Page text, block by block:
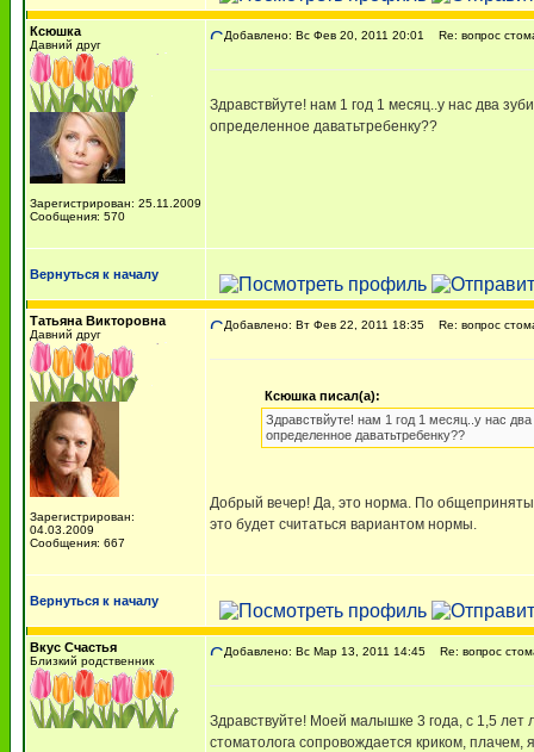
Ксюшка
Давний друг
Зарегистрирован: 25.11.2009
Сообщения: 570
Добавлено: Вс Фев 20, 2011 20:01 Re: вопрос
Здравствйуте! нам 1 год 1 месяц..у нас два
определенное даватьтребенку??
Вернуться к началу
Татьяна Викторовна
Давний друг
Зарегистрирован:
04.03.2009
Сообщения: 667
Добавлено: Вт Фев 22, 2011 18:35 Re: вопрос
Ксюшка писал(а):
Здравствйуте! нам 1 год 1 месяц..у нас
определенное даватьтребенку??
Добрый вечер! Да, это норма. По
это будет считаться вариантом нормы.
Вернуться к началу
Вкус Счастья
Близкий родственник
Добавлено: Вс Мар 13, 2011 14:45 Re: вопрос
Здравствуйте! Моей малышке 3 года, с 1,5
стоматолога сопровождается криком, плачем,